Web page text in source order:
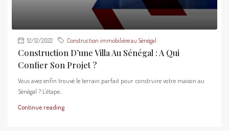
12/12/2022 Construction immobilière au Sénégal
Construction D’une Villa Au Sénégal : A Qui
Confier Son Projet ?
Vous avez enfin trouvé le terrain parfait pour construire votre maison au
Sénégal ? L’étape...
Continue reading